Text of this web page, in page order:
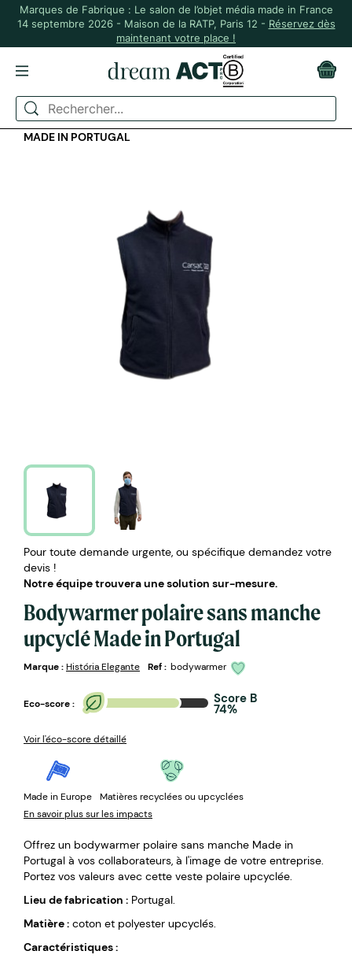
Marques de Fabrique : Le salon de l’objet média made in France
14 septembre 2026 - Maison de la RATP, Paris 12 - Réservez dès
maintenant votre place !
ACCUEIL TEXTILE
BODYWARMER POLAIRE SANS MANCHE UPCYCLÉ
MADE IN PORTUGAL
Pour toute demande urgente, ou spécifique demandez votre
devis !
Notre équipe trouvera une solution sur-mesure.
Bodywarmer polaire sans manche
upcyclé Made in Portugal
Marque :História Elegante Ref : bodywarmer
Eco-score : Score B
74%
Voir l'éco-score détaillé
Made in Europe
Matières recyclées ou upcyclées
En savoir plus sur les impacts
Offrez un bodywarmer polaire sans manche Made in
Portugal à vos collaborateurs, à l'image de votre entreprise.
Portez vos valeurs avec cette veste polaire upcyclée.
Lieu de fabrication : Portugal.
Matière : coton et polyester upcyclés.
Caractéristiques :